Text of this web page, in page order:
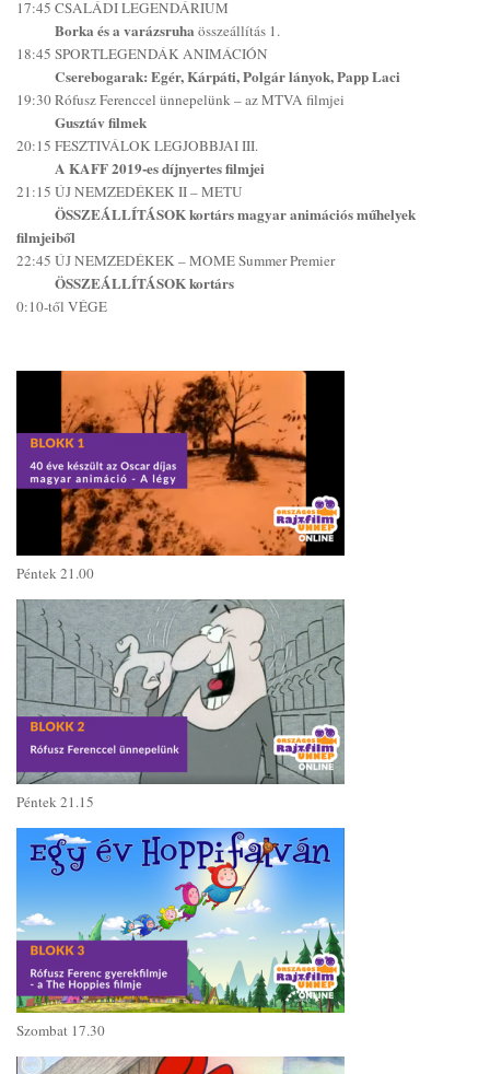
17:45 CSALÁDI LEGENDÁRIUM
Borka és a varázsruha összeállítás 1.
18:45 SPORTLEGENDÁK ANIMÁCIÓN
Cserebogarak: Egér, Kárpáti, Polgár lányok, Papp Laci
19:30 Rófusz Ferenccel ünnepelünk – az MTVA filmjei
Gusztáv filmek
20:15 FESZTIVÁLOK LEGJOBBJAI III.
A KAFF 2019-es díjnyertes filmjei
21:15 ÚJ NEMZEDÉKEK II – METU
ÖSSZEÁLLÍTÁSOK kortárs magyar animációs műhelyek
filmjeiből
22:45 ÚJ NEMZEDÉKEK – MOME Summer Premier
ÖSSZEÁLLÍTÁSOK kortárs
0:10-től VÉGE
Péntek 21.00
Péntek 21.15
Szombat 17.30